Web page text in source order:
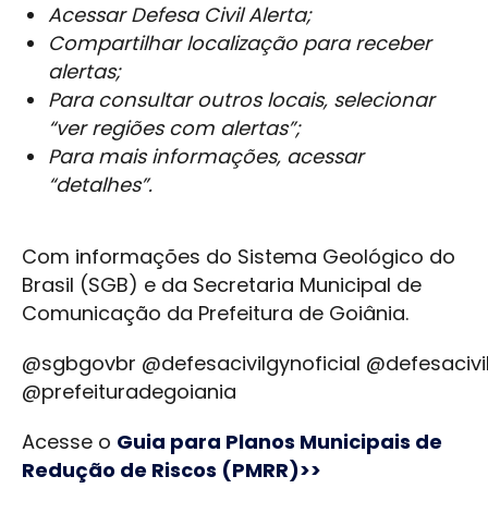
Acessar Defesa Civil Alerta;
Compartilhar localização para receber
alertas;
Para consultar outros locais, selecionar
“ver regiões com alertas”;
Para mais informações, acessar
“detalhes”.
Com informações do Sistema Geológico do
Brasil (SGB) e da Secretaria Municipal de
Comunicação da Prefeitura de Goiânia.
@sgbgovbr @defesacivilgynoficial
@prefeituradegoiania
Acesse o Guia para Planos Municipais de
Redução de Riscos (PMRR)>>